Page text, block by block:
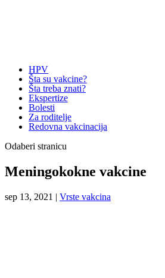
HPV
Šta su vakcine?
Šta treba znati?
Ekspertize
Bolesti
Za roditelje
Redovna vakcinacija
Odaberi stranicu
Meningokokne vakcine
sep 13, 2021 | Vrste vakcina